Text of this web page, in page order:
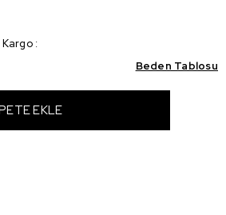
Kargo :
Beden Tablosu